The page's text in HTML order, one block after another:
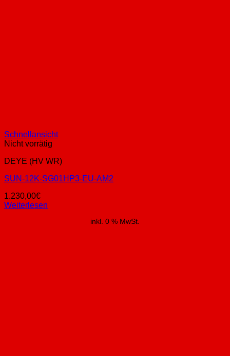
Schnellansicht
Nicht vorrätig
DEYE (HV WR)
SUN-12K-SG01HP3-EU-AM2
1.230,00€
Weiterlesen
inkl. 0 % MwSt.